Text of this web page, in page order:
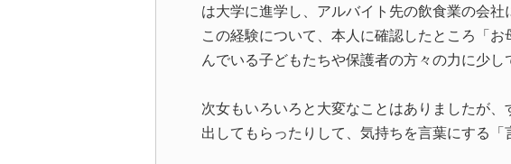
は大学に進学し、アルバイト先の飲食業の会社
この経験について、本人に確認したところ「
んでいる子どもたちや保護者の方々の力に少し
次女もいろいろと大変なことはありましたが
出してもらったりして、気持ちを言葉にする「